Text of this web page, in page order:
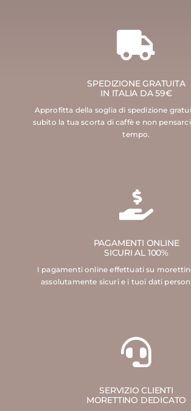
SPEDIZIONE GRATUITA
IN ITALIA DA 59€
Approfitta della soglia di spedizione
subito la tua scorta di caffè e non
tempo.
PAGAMENTI ONLINE
SICURI AL 100%
I pagamenti online effettuati su
assolutamente sicuri e i tuoi dati
SERVIZIO CLIENTI
MORETTINO DEDICATO